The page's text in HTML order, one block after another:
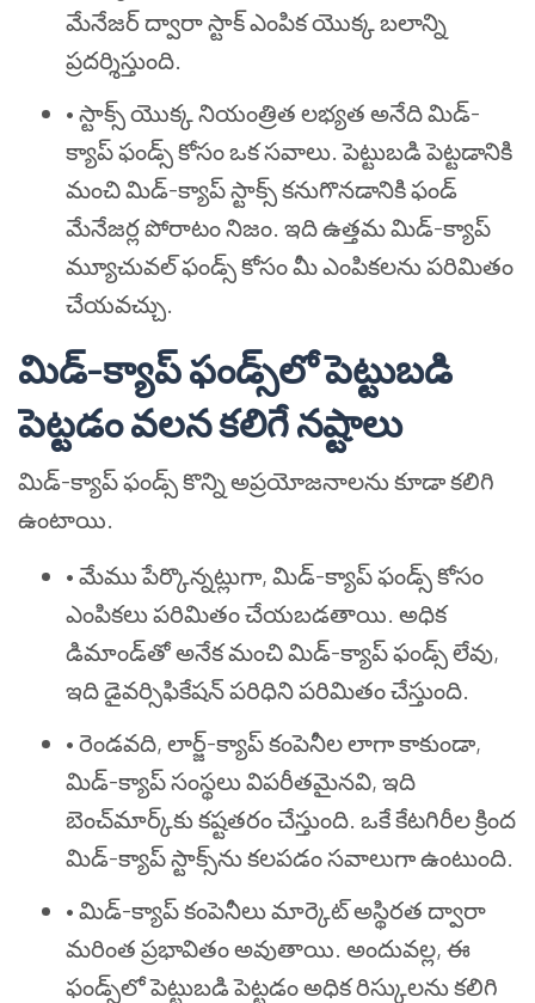
మేనేజర్ ద్వారా స్టాక్ ఎంపిక యొక్క బలాన్ని
ప్రదర్శిస్తుంది.
• స్టాక్స్ యొక్క నియంత్రిత లభ్యత అనేది మిడ్-
క్యాప్ ఫండ్స్ కోసం ఒక సవాలు. పెట్టుబడి పెట్టడానికి
మంచి మిడ్-క్యాప్ స్టాక్స్ కనుగొనడానికి ఫండ్
మేనేజర్ల పోరాటం నిజం. ఇది ఉత్తమ మిడ్-క్యాప్
మ్యూచువల్ ఫండ్స్ కోసం మీ ఎంపికలను పరిమితం
చేయవచ్చు.
మిడ్-క్యాప్ ఫండ్స్‌లో పెట్టుబడి
పెట్టడం వలన కలిగే నష్టాలు
మిడ్-క్యాప్ ఫండ్స్ కొన్ని అప్రయోజనాలను కూడా కలిగి
ఉంటాయి.
• మేము పేర్కొన్నట్లుగా, మిడ్-క్యాప్ ఫండ్స్ కోసం
ఎంపికలు పరిమితం చేయబడతాయి. అధిక
డిమాండ్‌తో అనేక మంచి మిడ్-క్యాప్ ఫండ్స్ లేవు,
ఇది డైవర్సిఫికేషన్ పరిధిని పరిమితం చేస్తుంది.
• రెండవది, లార్జ్-క్యాప్ కంపెనీల లాగా కాకుండా,
మిడ్-క్యాప్ సంస్థలు విపరీతమైనవి, ఇది
బెంచ్‌మార్క్‌కు కష్టతరం చేస్తుంది. ఒకే కేటగిరీల క్రింద
మిడ్-క్యాప్ స్టాక్స్‌ను కలపడం సవాలుగా ఉంటుంది.
• మిడ్-క్యాప్ కంపెనీలు మార్కెట్ అస్థిరత ద్వారా
మరింత ప్రభావితం అవుతాయి. అందువల్ల, ఈ
ఫండ్స్‌లో పెట్టుబడి పెట్టడం అధిక రిస్కులను కలిగి